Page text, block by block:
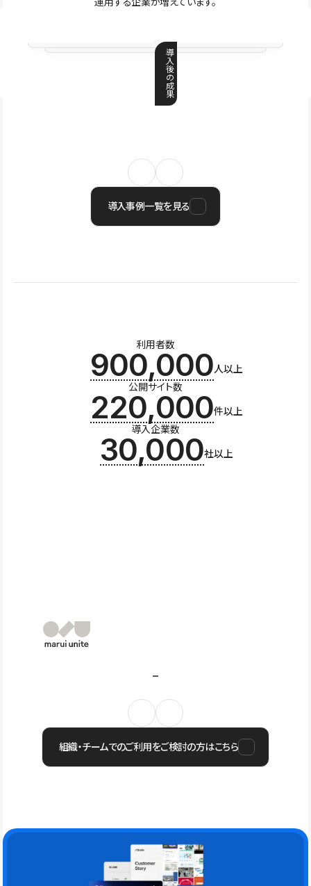
導
入
後
の
成
果
導入事例一覧を見る
利用者数
900,000人以上
公開サイト数
220,000件以上
導入企業数
30,000社以上
組織・チームでのご利用をご検討の方はこちら